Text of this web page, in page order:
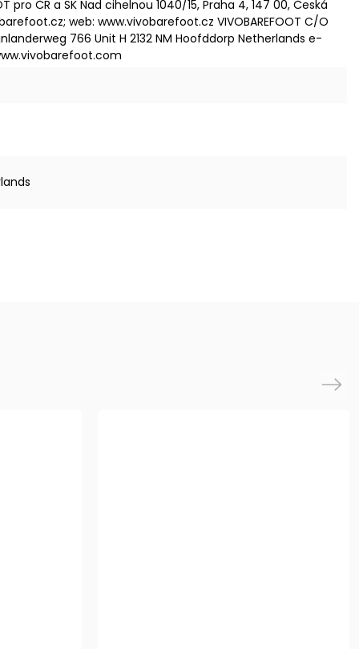
pro ČR a SK Nad cihelnou 1040/15, Praha 4, 147 00, Česká
web: www.vivobarefoot.cz VIVOBAREFOOT C/O
766 Unit H 2132 NM Hoofddorp Netherlands e-
Next